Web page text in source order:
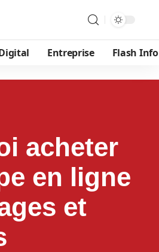
Entreprise Flash Info
acheter
en ligne
et